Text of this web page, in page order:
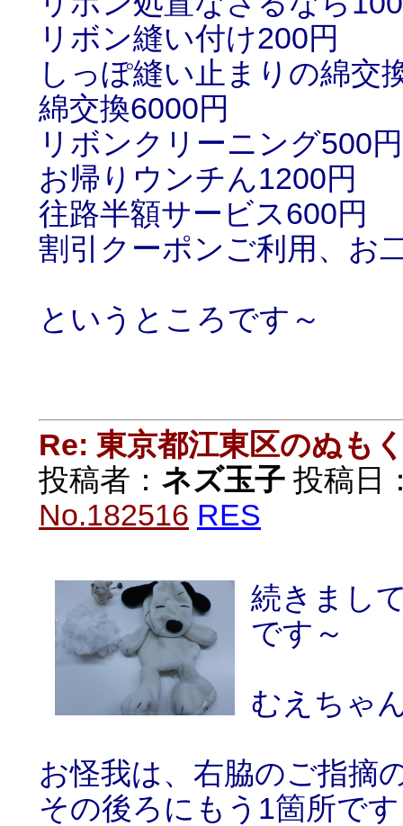
リボン縫い付け200円
しっぽ縫い止まりの綿交
綿交換6000円
リボンクリーニング500円
お帰りウンチん1200円
往路半額サービス600円
割引クーポンご利用、お
というところです～
Re: 東京都江東区のぬも
投稿者： ネズ玉子 投稿日
No.182516 RES
続きまし
です～
むえちゃ
お怪我は、右脇のご指摘
その後ろにもう1箇所で